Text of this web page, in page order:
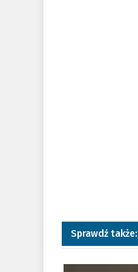
Sprawdź także:
a